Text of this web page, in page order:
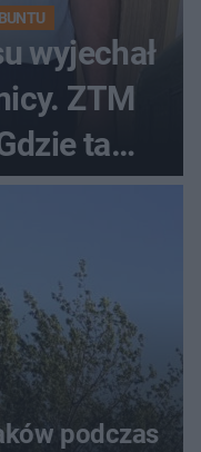
wyjechał
ZTM
ta
podczas